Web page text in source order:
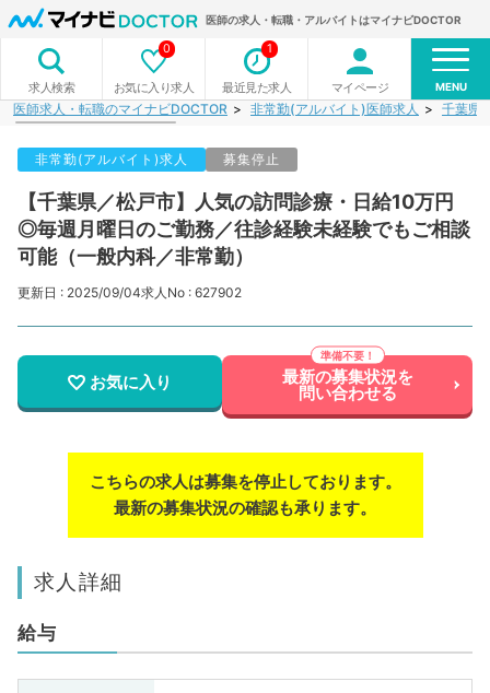
医師の求人・転職・アルバイトはマイナビDOCTOR
求人検索 お気に入り求人
0
最近見た求人
1
マイページ MENU
医師求人・転職のマイナビDOCTOR 非常勤(アルバイト)医師求人 千葉県
非常勤(アルバイト)求人 募集停止
【千葉県／松戸市】人気の訪問診療・日給10万円
◎毎週月曜日のご勤務／往診経験未経験でもご相談
可能（一般内科／非常勤）
更新日 : 2025/09/04求人No : 627902
お気に入り 最新の募集状況を
問い合わせる
こちらの求人は募集を停止しております。
最新の募集状況の確認も承ります。
求人詳細
給与